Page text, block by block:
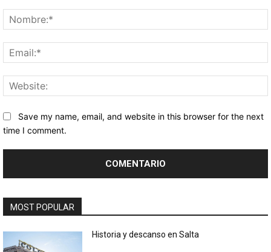
Save my name, email, and website in this browser for the next
time I comment.
MOST POPULAR
Historia y descanso en Salta